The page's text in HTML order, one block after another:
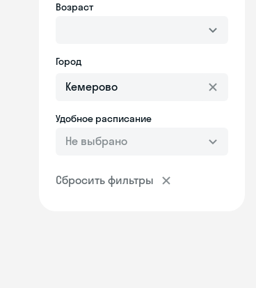
Возраст
Город
Удобное расписание
Не выбрано
Сбросить фильтры